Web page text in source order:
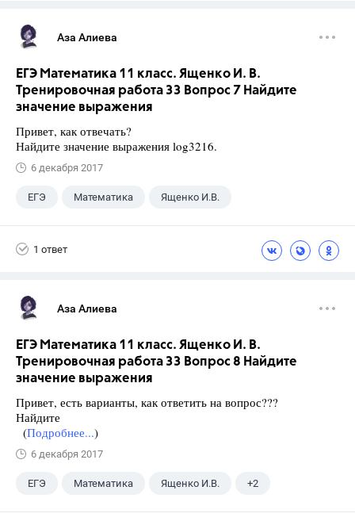
Аза Алиева
ЕГЭ Математика 11 класс. Ященко И. В.
Тренировочная работа 33 Вопрос 7 Найдите
значение выражения
Привет, как отвечать?
Найдите значение выражения log3216.
6 декабря 2017
ЕГЭ Математика Ященко И.В.
1 ответ
Аза Алиева
ЕГЭ Математика 11 класс. Ященко И. В.
Тренировочная работа 33 Вопрос 8 Найдите
значение выражения
Привет, есть варианты, как ответить на вопрос???
Найдите
(Подробнее...)
6 декабря 2017
ЕГЭ Математика Ященко И.В. +2